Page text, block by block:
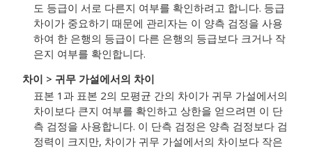
도 등급이 서로 다른지 여부를 확인하려고 합니다. 등급
차이가 중요하기 때문에 관리자는 이 양측 검정을 사용
하여 한 은행의 등급이 다른 은행의 등급보다 크거나 작
은지 여부를 확인합니다.
차이 > 귀무 가설에서의 차이
표본 1과 표본 2의 모평균 간의 차이가 귀무 가설에서의
차이보다 큰지 여부를 확인하고 상한을 얻으려면 이 단
측 검정을 사용합니다. 이 단측 검정은 양측 검정보다 검
정력이 크지만, 차이가 귀무 가설에서의 차이보다 작은